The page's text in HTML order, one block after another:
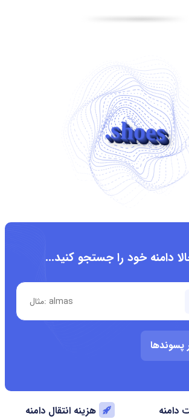
.shoes
دامنه خود را جستجو کنید...
دامنه
هزینه انتقال دامنه